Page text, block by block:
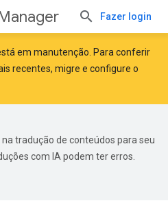
Fazer login
em manutenção. Para conferir
recentes, migre e configure o
tradução de conteúdos para seu
com IA podem ter erros.